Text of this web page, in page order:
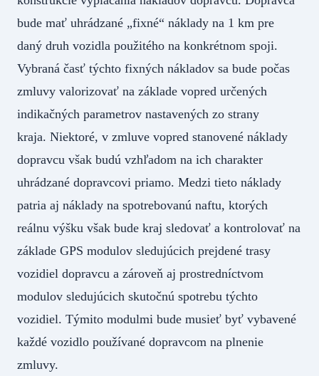
bude mať uhrádzané „fixné“ náklady na 1 km pre
daný druh vozidla použitého na konkrétnom spoji.
Vybraná časť týchto fixných nákladov sa bude počas
zmluvy valorizovať na základe vopred určených
indikačných parametrov nastavených zo strany
kraja. Niektoré, v zmluve vopred stanovené náklady
dopravcu však budú vzhľadom na ich charakter
uhrádzané dopravcovi priamo. Medzi tieto náklady
patria aj náklady na spotrebovanú naftu, ktorých
reálnu výšku však bude kraj sledovať a kontrolovať na
základe GPS modulov sledujúcich prejdené trasy
vozidiel dopravcu a zároveň aj prostredníctvom
modulov sledujúcich skutočnú spotrebu týchto
vozidiel. Týmito modulmi bude musieť byť vybavené
každé vozidlo používané dopravcom na plnenie
zmluvy.